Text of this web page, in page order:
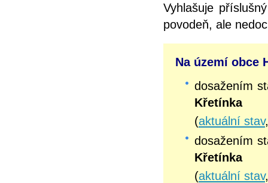
Vyhlašuje
povodeň, ale
Na území obce
dosažením
Křetínka
(aktuální stav
dosažením
Křetínka
(aktuální stav